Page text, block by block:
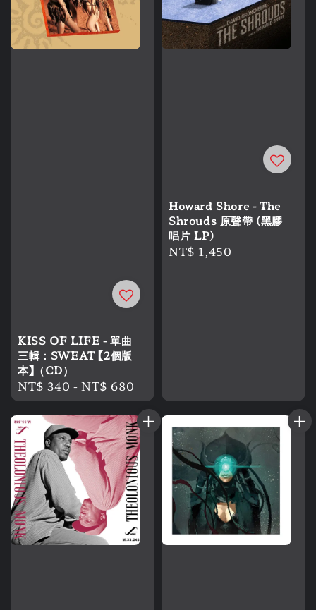
KISS OF LIFE - 單曲
三輯：SWEAT 【2個版
本】（CD）
Regular
price
NT$ 340 -NT$ 680
Howard Shore - The
Shrouds 原聲帶 (黑膠
唱片 LP)
Regular
NT$ 1,450